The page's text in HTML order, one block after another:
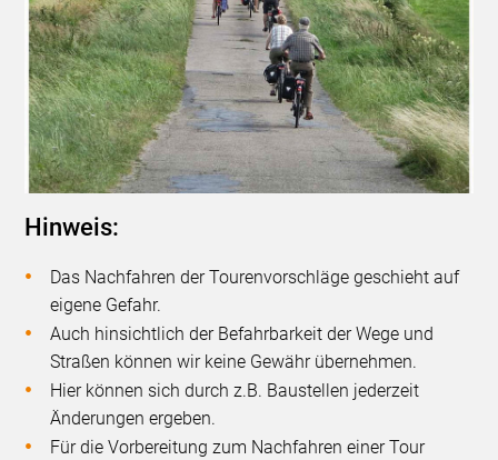
Hinweis:
Das Nachfahren der Tourenvorschläge geschieht auf
eigene Gefahr.
Auch hinsichtlich der Befahrbarkeit der Wege und
Straßen können wir keine Gewähr übernehmen.
Hier können sich durch z.B. Baustellen jederzeit
Änderungen ergeben.
Für die Vorbereitung zum Nachfahren einer Tour